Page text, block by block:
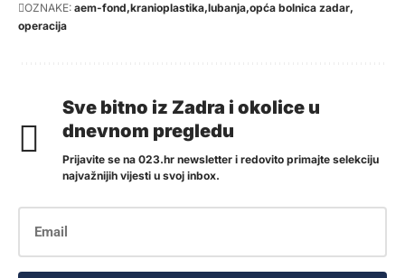
OZNAKE: aem-fond kranioplastika lubanja opća bolnica zadar
operacija
Sve bitno iz Zadra i okolice u
dnevnom pregledu
Prijavite se na 023.hr newsletter i redovito primajte selekciju
najvažnijih vijesti u svoj inbox.